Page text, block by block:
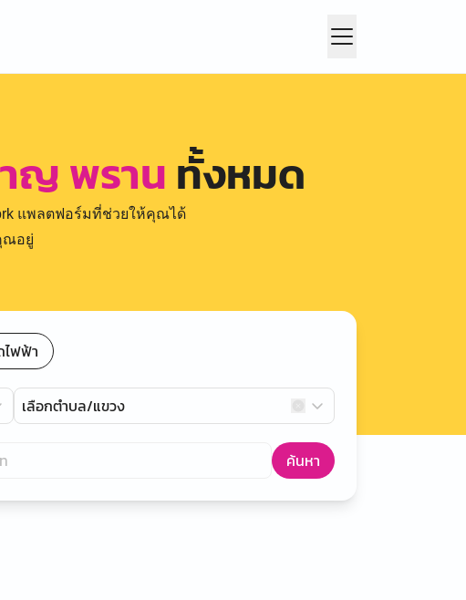
ญ พราน ทั้งหมด
แพลตฟอร์มที่ช่วยให้คุณได้
ณอยู่
ไฟฟ้า
เลือกตำบล/แขวง
ค้นหา